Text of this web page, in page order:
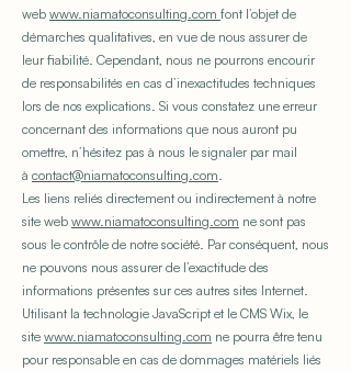
web www.niamatoconsulting.com font l’objet de
démarches qualitatives, en vue de nous assurer de
leur fiabilité. Cependant, nous ne pourrons encourir
de responsabilités en cas d’inexactitudes techniques
lors de nos explications. Si vous constatez une erreur
concernant des informations que nous auront pu
omettre, n’hésitez pas à nous le signaler par mail
à contact@niamatoconsulting.com.
Les liens reliés directement ou indirectement à notre
site web www.niamatoconsulting.com ne sont pas
sous le contrôle de notre société. Par conséquent, nous
ne pouvons nous assurer de l’exactitude des
informations présentes sur ces autres sites Internet.
Utilisant la technologie JavaScript et le CMS Wix, le
site www.niamatoconsulting.com ne pourra être tenu
pour responsable en cas de dommages matériels liés